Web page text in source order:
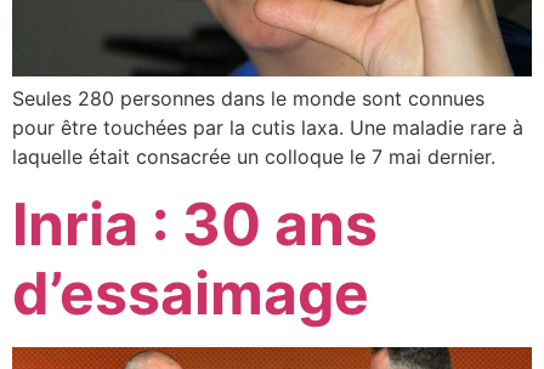
Seules 280 personnes dans le monde sont connues
pour être touchées par la cutis laxa. Une maladie rare à
laquelle était consacrée un colloque le 7 mai dernier.
Inria : 30 ans
d’essaimage